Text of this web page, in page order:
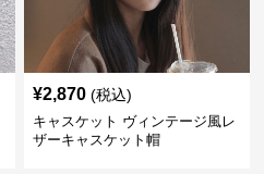
¥2,870 (税込)
キャスケット ヴィンテージ風レ
ザーキャスケット帽